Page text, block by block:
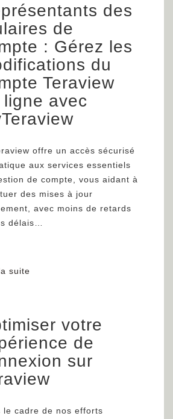
des
de
: Gérez les
du
Teraview
ligne avec
offre un accès sécurisé
aux services essentiels
de compte, vous aidant à
des mises à jour
avec moins de retards
délais…
suite
votre
de
sur
le cadre de nos efforts